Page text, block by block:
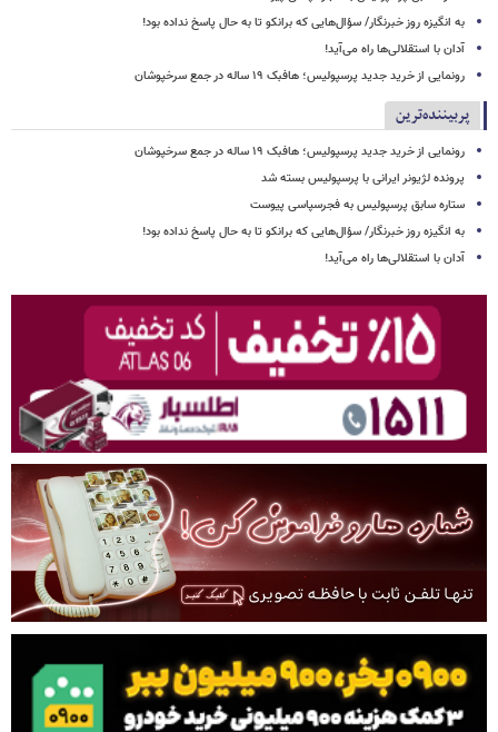
به انگیزه روز خبرنگار/ سؤال‌هایی که برانکو تا به حال پاسخ نداده بود!
آدان با استقلالی‌ها راه می‌آید!
رونمایی از خرید جدید پرسپولیس؛ هافبک ۱۹ ساله در جمع سرخپوشان
پربیننده‌ترین
رونمایی از خرید جدید پرسپولیس؛ هافبک ۱۹ ساله در جمع سرخپوشان
پرونده لژیونر ایرانی با پرسپولیس بسته شد
ستاره سابق پرسپولیس به فجرسپاسی پیوست
به انگیزه روز خبرنگار/ سؤال‌هایی که برانکو تا به حال پاسخ نداده بود!
آدان با استقلالی‌ها راه می‌آید!